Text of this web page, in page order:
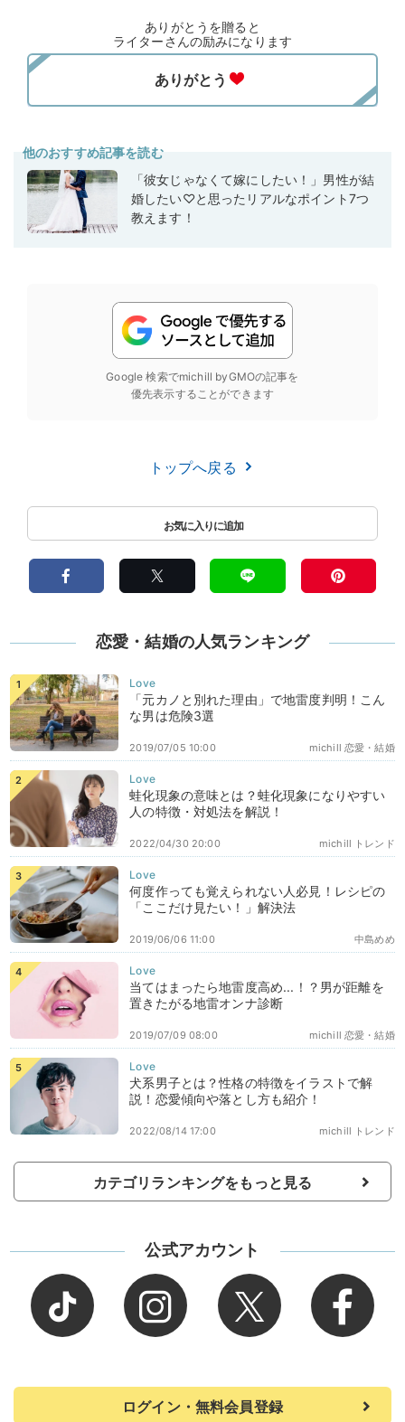
ありがとうを贈ると
ライターさんの励みになります
他のおすすめ記事を読む
「彼女じゃなくて嫁にしたい！」男性が結
婚したい♡と思ったリアルなポイント7つ
教えます！
Google 検索でmichill byGMOの記事を
優先表示することができます
トップへ戻る
恋愛・結婚の人気ランキング
「元カノと別れた理由」で地雷度判明！こん
な男は危険3選
michill 恋愛・結婚
2019/07/05 10:00
蛙化現象の意味とは？蛙化現象になりやすい
人の特徴・対処法を解説！
michill トレンド
2022/04/30 20:00
何度作っても覚えられない人必見！レシピの
「ここだけ見たい！」解決法
中島めめ
2019/06/06 11:00
当てはまったら地雷度高め...！？男が距離を
置きたがる地雷オンナ診断
michill 恋愛・結婚
2019/07/09 08:00
犬系男子とは？性格の特徴をイラストで解
説！恋愛傾向や落とし方も紹介！
michill トレンド
2022/08/14 17:00
カテゴリランキングをもっと見る
公式アカウント
ログイン・無料会員登録